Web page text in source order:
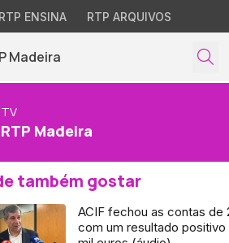
RTP ENSINA RTP ARQUIVOS
Madeira
TV
RTP Madeira
também gostar
ACIF fechou as contas de
com um resultado positivo